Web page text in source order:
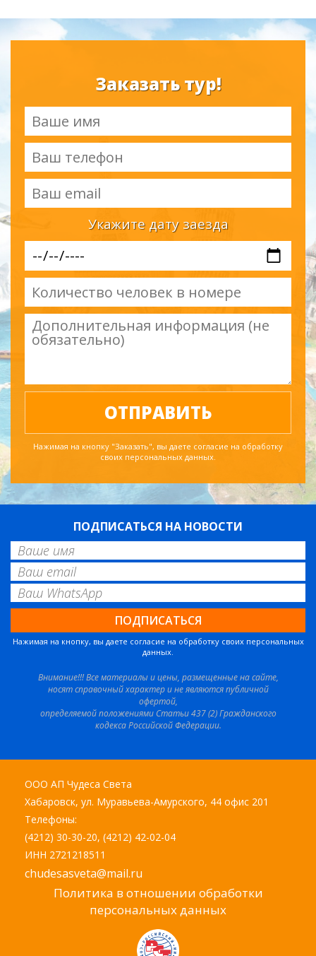
Заказать тур!
Укажите дату заезда
Нажимая на кнопку "Заказать", вы даете согласие на обработку
своих персональных данных.
ПОДПИСАТЬСЯ НА НОВОСТИ
Нажимая на кнопку, вы даете согласие на обработку своих персональных
данных.
Внимание!!! Все материалы и цены, размещенные на сайте,
носят справочный характер и не являются публичной
офертой,
определяемой положениями Статьи 437 (2) Гражданского
кодекса Российской Федерации.
ООО АП Чудеса Света
Хабаровск, ул. Муравьева-Амурского, 44 офис 201
Телефоны:
(4212) 30-30-20, (4212) 42-02-04
ИНН 2721218511
chudesasveta@mail.ru
Политика в отношении обработки
персональных данных